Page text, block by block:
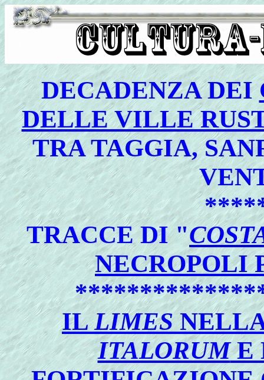
DECADENZA DEI
DELLE VILLE
TRA TAGGIA,
TRACCEDI "
NECROPOLI
ILLIMES
ITALORUME